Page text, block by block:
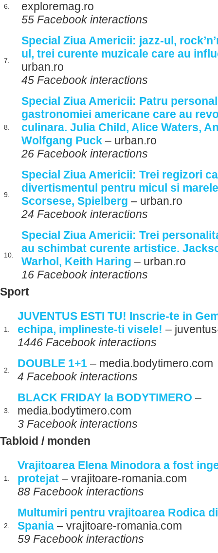
6.
exploremag.ro
55 Facebook interactions
7.
Special Ziua Americii: jazz-ul,
ul, trei curente muzicale care au
urban.ro
45 Facebook interactions
8.
Special Ziua Americii: Patru
gastronomiei americane care au
culinara. Julia Child, Alice Waters,
Wolfgang Puck – urban.ro
26 Facebook interactions
9.
Special Ziua Americii: Trei regizori
divertismentul pentru micul si
Scorsese, Spielberg – urban.ro
24 Facebook interactions
10.
Special Ziua Americii: Trei
au schimbat curente artistice.
Warhol, Keith Haring – urban.ro
16 Facebook interactions
Sport
1.
JUVENTUS ESTI TU! Inscrie-te in
echipa, implineste-ti visele! –
1446 Facebook interactions
2.
DOUBLE 1+1 – media.bodytimero.com
4 Facebook interactions
3.
BLACK FRIDAY la BODYTIMERO –
media.bodytimero.com
3 Facebook interactions
Tabloid / monden
1.
Vrajitoarea Elena Minodora a fost
protejat – vrajitoare-romania.com
88 Facebook interactions
2.
Multumiri pentru vrajitoarea Rodica
Spania – vrajitoare-romania.com
59 Facebook interactions